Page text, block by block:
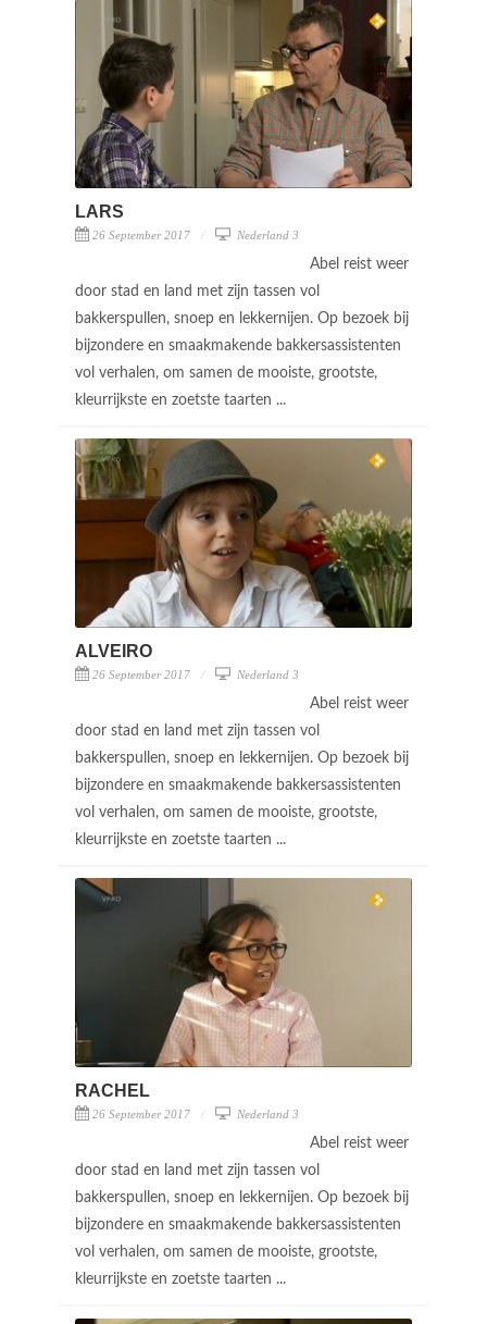
LARS
26 September 2017 Nederland 3
Abel reist weer
door stad en land met zijn tassen vol
bakkerspullen, snoep en lekkernijen. Op bezoek bij
bijzondere en smaakmakende bakkersassistenten
vol verhalen, om samen de mooiste, grootste,
kleurrijkste en zoetste taarten ...
ALVEIRO
26 September 2017 Nederland 3
Abel reist weer
door stad en land met zijn tassen vol
bakkerspullen, snoep en lekkernijen. Op bezoek bij
bijzondere en smaakmakende bakkersassistenten
vol verhalen, om samen de mooiste, grootste,
kleurrijkste en zoetste taarten ...
RACHEL
26 September 2017 Nederland 3
Abel reist weer
door stad en land met zijn tassen vol
bakkerspullen, snoep en lekkernijen. Op bezoek bij
bijzondere en smaakmakende bakkersassistenten
vol verhalen, om samen de mooiste, grootste,
kleurrijkste en zoetste taarten ...